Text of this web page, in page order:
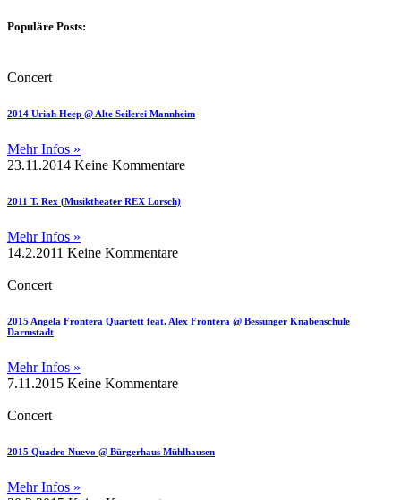
Populäre Posts:
Concert
2014 Uriah Heep @ Alte Seilerei Mannheim
Mehr Infos »
23.11.2014 Keine Kommentare
2011 T. Rex (Musiktheater REX Lorsch)
Mehr Infos »
14.2.2011 Keine Kommentare
Concert
2015 Angela Frontera Quartett feat. Alex Frontera @ Bessunger Knabenschule
Darmstadt
Mehr Infos »
7.11.2015 Keine Kommentare
Concert
2015 Quadro Nuevo @ Bürgerhaus Mühlhausen
Mehr Infos »